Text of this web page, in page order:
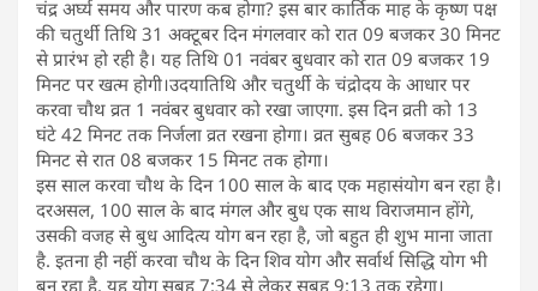
चंद्र अर्घ्य समय और पारण कब होगा? इस बार कार्तिक माह के कृष्ण पक्ष
की चतुर्थी तिथि 31 अक्टूबर दिन मंगलवार को रात 09 बजकर 30 मिनट
से प्रारंभ हो रही है। य​ह तिथि 01 नवंबर बुधवार को रात 09 बजकर 19
मिनट पर खत्म होगी।उदयातिथि और चतुर्थी के चंद्रोदय के आधार पर
करवा चौथ व्रत 1 नवंबर बुधवार को रखा जाएगा. इस दिन व्रती को 13
घंटे 42 मिनट तक निर्जला व्रत रखना होगा। व्रत सुबह 06 बजकर 33
मिनट से रात 08 बजकर 15 मिनट तक होगा।
इस साल करवा चौथ के दिन 100 साल के बाद एक महासंयोग बन रहा है।
दरअसल, 100 साल के बाद मंगल और बुध एक साथ विराजमान होंगे,
उसकी वजह से बुध आदित्य योग बन रहा है, जो बहुत ही शुभ माना जाता
है. इतना ही नहीं करवा चौथ के दिन शिव योग और सर्वार्थ सिद्धि योग भी
बन रहा है. यह योग सुबह 7:34 से लेकर सुबह 9:13 तक रहेगा।